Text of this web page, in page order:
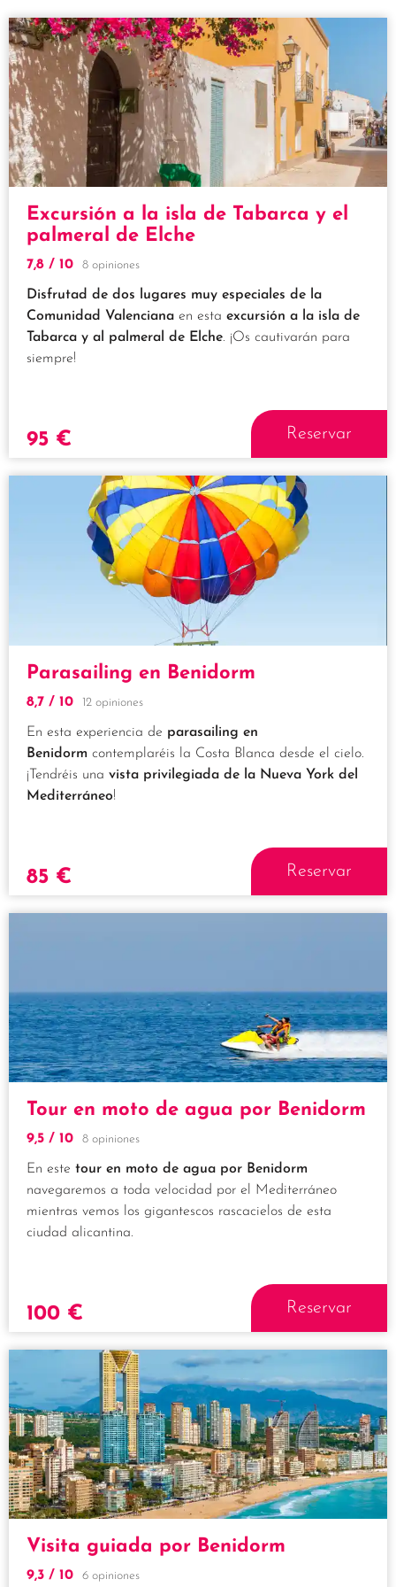
Excursión a la isla de Tabarca y el
palmeral de Elche
7,8 / 10 8 opiniones
Disfrutad de dos lugares muy especiales de la
Comunidad Valenciana en esta excursión a la isla de
Tabarca y al palmeral de Elche. ¡Os cautivarán para
siempre!
95 € Reservar
Parasailing en Benidorm
8,7 / 10 12 opiniones
En esta experiencia de parasailing en
Benidorm contemplaréis la Costa Blanca desde el cielo.
¡Tendréis una vista privilegiada de la Nueva York del
Mediterráneo!
85 € Reservar
Tour en moto de agua por Benidorm
9,5 / 10 8 opiniones
En este tour en moto de agua por Benidorm
navegaremos a toda velocidad por el Mediterráneo
mientras vemos los gigantescos rascacielos de esta
ciudad alicantina.
100 € Reservar
Visita guiada por Benidorm
9,3 / 10 6 opiniones